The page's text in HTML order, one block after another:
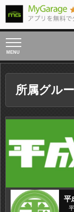
toggle
navigation
所属グル
平